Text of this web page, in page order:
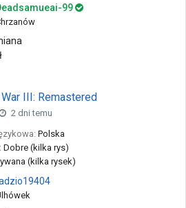
99
III: Remastered
2 dni temu
Polska
Dobre (kilka rys)
(kilka rysek)